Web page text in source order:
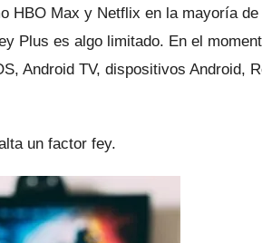
HBO Max y Netflix en la mayoría
Plus es algo limitado. En el
Android TV, dispositivos Android,
un factor fey.